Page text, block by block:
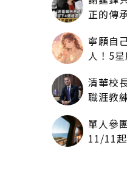
正的傳
寧願自
人！5
清華校
職涯教
單人參
11/11